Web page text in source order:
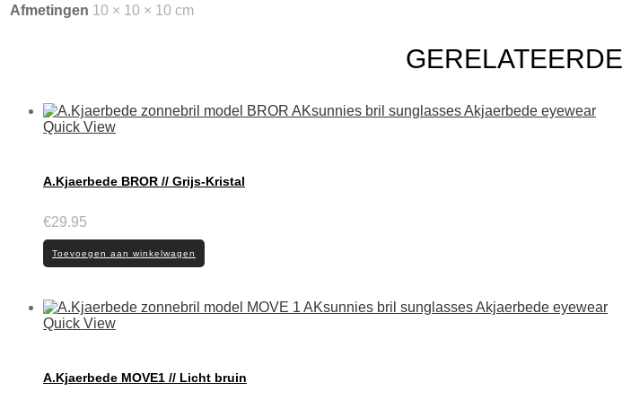
Afmetingen 10 × 10 × 10 cm
Quick View
A.Kjaerbede BROR // Grijs-Kristal
€29.95
Toevoegen aan winkelwagen
Quick View
A.Kjaerbede MOVE1 // Licht bruin